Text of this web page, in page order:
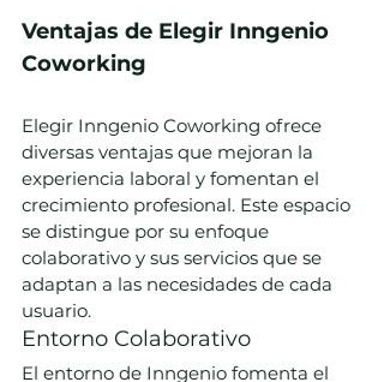
Ventajas de Elegir Inngenio
Coworking
Elegir Inngenio Coworking ofrece
diversas ventajas que mejoran la
experiencia laboral y fomentan el
crecimiento profesional. Este espacio
se distingue por su enfoque
colaborativo y sus servicios que se
adaptan a las necesidades de cada
usuario.
Entorno Colaborativo
El entorno de Inngenio fomenta el